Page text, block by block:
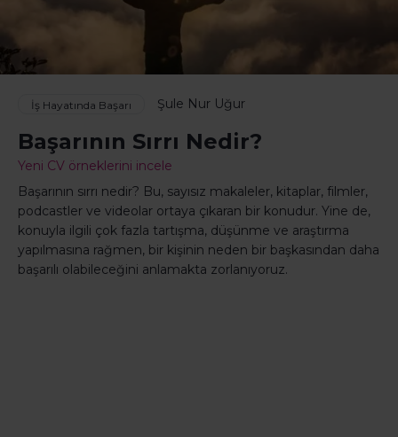
İş Hayatında Başarı Şule Nur Uğur
Başarının Sırrı Nedir?
Yeni CV örneklerini incele
Başarının sırrı nedir? Bu, sayısız makaleler, kitaplar, filmler,
podcastler ve videolar ortaya çıkaran bir konudur. Yine de,
konuyla ilgili çok fazla tartışma, düşünme ve araştırma
yapılmasına rağmen, bir kişinin neden bir başkasından daha
başarılı olabileceğini anlamakta zorlanıyoruz.